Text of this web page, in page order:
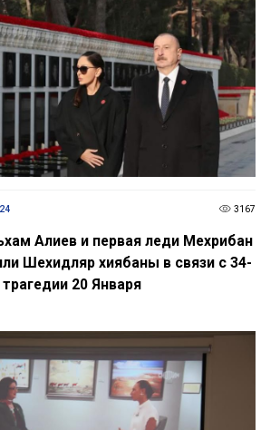
Шехидляр хиябаны в связи с 34-
20 Января